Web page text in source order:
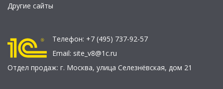
Другие сайты
Телефон: +7 (495) 737-92-57
Email: site_v8@1c.ru
Отдел продаж: г. Москва, улица Селезнёвская, дом 21